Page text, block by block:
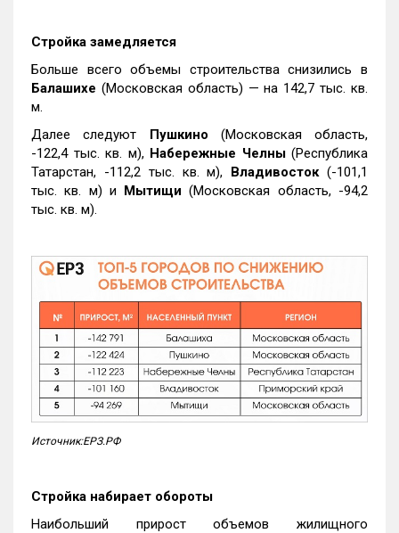
Стройка замедляется
Больше всего объемы строительства снизились в
Балашихе (Московская область) — на 142,7 тыс. кв.
м.
Далее следуют Пушкино (Московская область,
-122,4 тыс. кв. м), Набережные Челны(Республика
Татарстан, -112,2 тыс. кв. м), Владивосток(-101,1
тыс. кв. м) и Мытищи (Московская область, -94,2
тыс. кв. м).
Источник:ЕРЗ.РФ
Стройка набирает обороты
Наибольший прирост объемов жилищного